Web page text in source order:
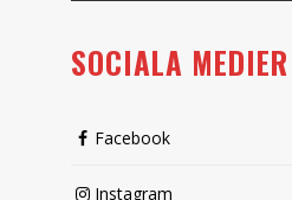
SOCIALA MEDIER
Facebook
Instagram